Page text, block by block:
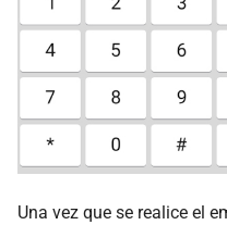
Una vez que se realice el